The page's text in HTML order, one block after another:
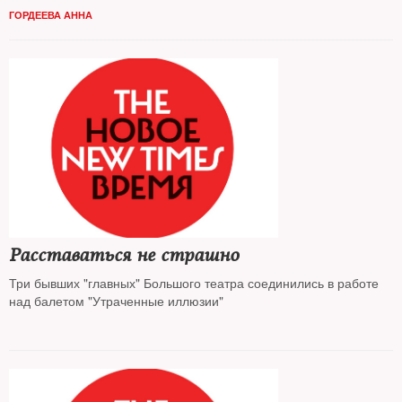
ГОРДЕЕВА АННА
Расставаться не страшно
Три бывших "главных" Большого театра соединились в работе
над балетом "Утраченные иллюзии"